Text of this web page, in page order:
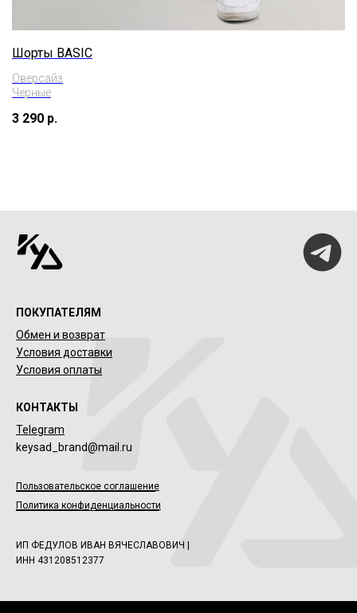
Шорты BASIC
Оверсайз
Черные
3 290 р.
Telegram
keysad_brand@mail.ru
Политика конфиденциальности
ИП ФЕДУЛОВ ИВАН ВЯЧЕСЛАВОВИЧ |
ИНН 431208512377
Пользовательское соглашение
Условия оплаты
Условия доставки
Обмен и возврат
ПОКУПАТЕЛЯМ
КОНТАКТЫ